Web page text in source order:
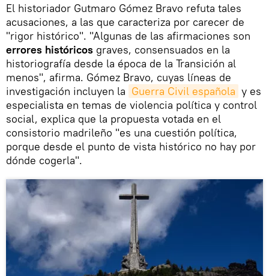
El historiador Gutmaro Gómez Bravo refuta tales
acusaciones, a las que caracteriza por carecer de
"rigor histórico". "Algunas de las afirmaciones son
errores históricos graves, consensuados en la
historiografía desde la época de la Transición al
menos", afirma. Gómez Bravo, cuyas líneas de
investigación incluyen la Guerra Civil española y es
especialista en temas de violencia política y control
social, explica que la propuesta votada en el
consistorio madrileño "es una cuestión política,
porque desde el punto de vista histórico no hay por
dónde cogerla".